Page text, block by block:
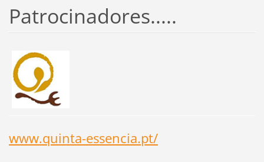
Patrocinadores.....
www.quinta-essencia.pt/